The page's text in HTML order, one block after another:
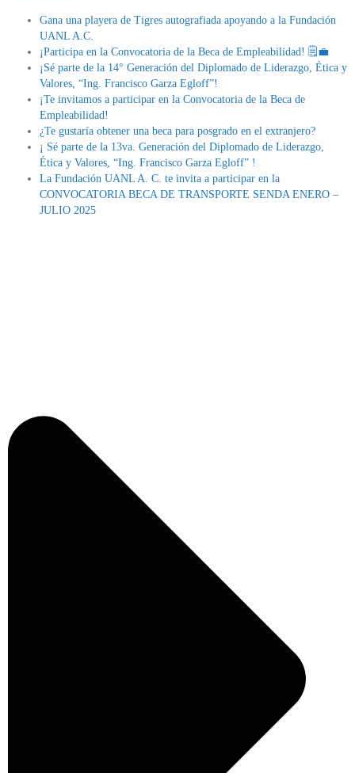
Gana una playera de Tigres autografiada apoyando a la Fundación
UANL A.C.
¡Participa en la Convocatoria de la Beca de Empleabilidad! 🗒💼
¡Sé parte de la 14° Generación del Diplomado de Liderazgo, Ética y
Valores, “Ing. Francisco Garza Egloff”!
¡Te invitamos a participar en la Convocatoria de la Beca de
Empleabilidad!
¿Te gustaría obtener una beca para posgrado en el extranjero?
¡ Sé parte de la 13va. Generación del Diplomado de Liderazgo,
Ética y Valores, “Ing. Francisco Garza Egloff” !
La Fundación UANL A. C. te invita a participar en la
CONVOCATORIA BECA DE TRANSPORTE SENDA ENERO –
JULIO 2025